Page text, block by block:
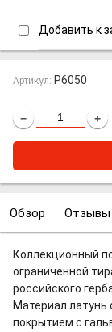
Добавить к
Артикул: P6050
− +
Обзор Отзывы
Коллекционный
ограниченной
российского
Материал
покрытием с